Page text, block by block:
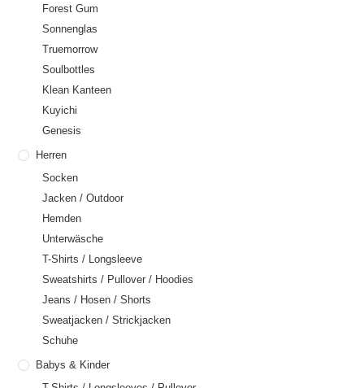
Forest Gum
Sonnenglas
Truemorrow
Soulbottles
Klean Kanteen
Kuyichi
Genesis
Herren
Socken
Jacken / Outdoor
Hemden
Unterwäsche
T-Shirts / Longsleeve
Sweatshirts / Pullover / Hoodies
Jeans / Hosen / Shorts
Sweatjacken / Strickjacken
Schuhe
Babys & Kinder